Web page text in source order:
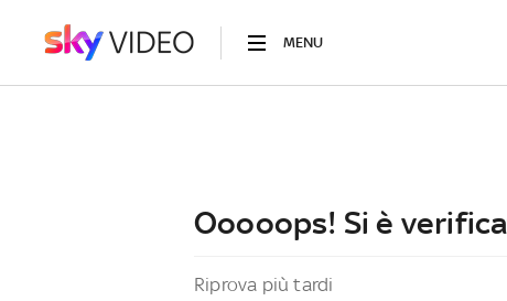
MENU
Ooooops! Si è
Riprova più tardi